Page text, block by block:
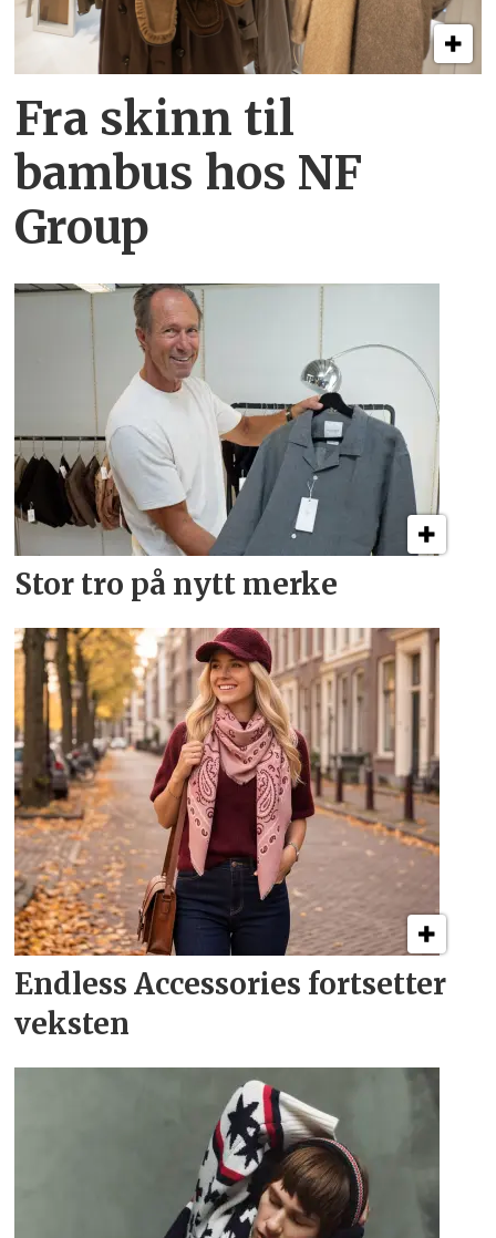
Fra skinn til
bambus hos NF
Group
Stor tro på nytt merke
Endless Accessories fortsetter
veksten